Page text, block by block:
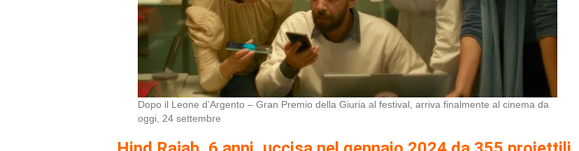
Dopo il Leone d’Argento – Gran Premio della Giuria al festival, arriva finalmente al cinema da
oggi, 24 settembre